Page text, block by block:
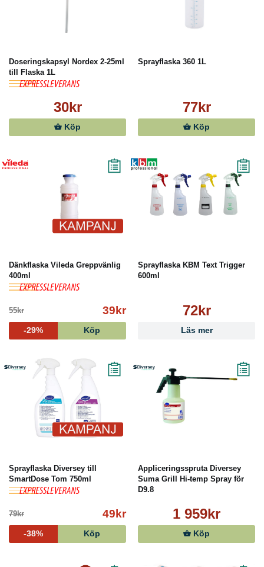
Doseringskapsyl Nordex 2-25ml
till Flaska 1L
30kr
Köp
Sprayflaska 360 1L
77kr
Köp
Dänkflaska Vileda Greppvänlig
400ml
55kr 39kr
-29% Köp
Sprayflaska KBM Text Trigger
600ml
72kr
Läs mer
Sprayflaska Diversey till
SmartDose Tom 750ml
79kr 49kr
-38% Köp
Appliceringsspruta Diversey
Suma Grill Hi-temp Spray för
D9.8
1 959kr
Köp